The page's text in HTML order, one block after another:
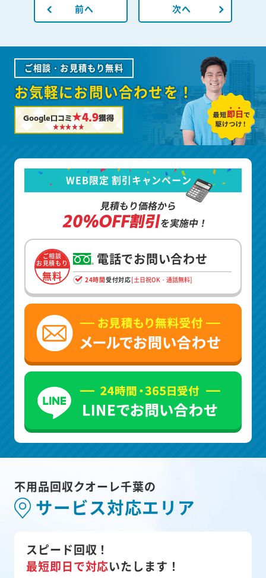
前へ 次へ
ご相談・お見積もり無料
お気軽にお問い合わせを！
Google口コミ★4.9獲得
WEB限定 割引キャンペーン
見積もり価格から
20%OFF割引を実施中！
ご相談
お見積もり
無料
電話でお問い合わせ
24時間受付対応[土日祝OK・通話無料]
不用品回収クオーレ千葉の
サービス対応エリア
スピード回収！
最短即日で対応いたします！